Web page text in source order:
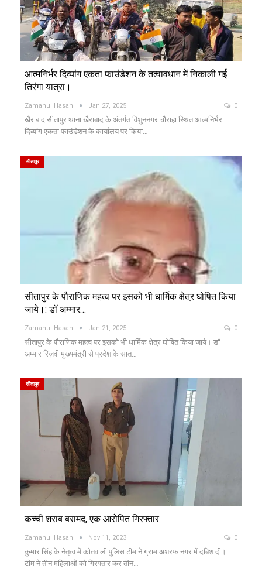
आत्मनिर्भर दिव्यांग एकता फाउंडेशन के तत्वावधान में निकाली गई
तिरंगा यात्रा।
Zamanul Hasan Jan 27, 2025 0
खैराबाद सीतापुर थाना खैराबाद के अंतर्गत विशुननगर चौराहा स्थित आत्मनिर्भर
दिव्यांग एकता फाउंडेशन के कार्यालय पर किया…
सीतापुर
सीतापुर के पौराणिक महत्व पर इसको भी धार्मिक क्षेत्र घोषित किया
जाये।: डॉ अम्मार…
Zamanul Hasan Jan 21, 2025 0
सीतापुर के पौराणिक महत्व पर इसको भी धार्मिक क्षेत्र घोषित किया जाये। डॉ
अम्मार रिज़वी मुख्यमंत्री से प्रदेश के सात…
सीतापुर
कच्ची शराब बरामद, एक आरोपित गिरफ्तार
Zamanul Hasan Nov 11, 2023 0
कुमार सिंह के नेतृत्व में कोतवाली पुलिस टीम ने ग्राम अशरफ नगर में दबिश दी।
टीम ने तीन महिलाओं को गिरफ्तार कर तीन…